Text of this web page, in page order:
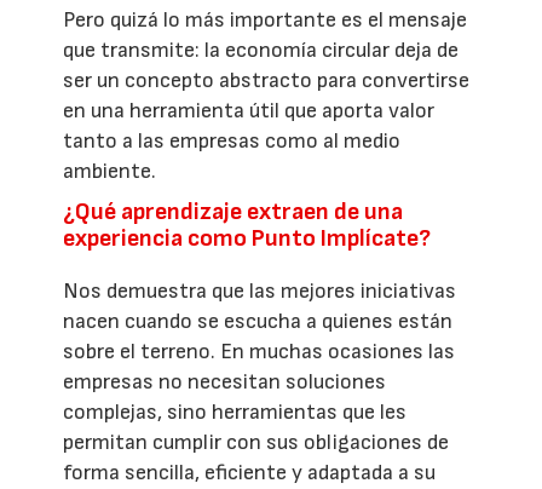
Pero quizá lo más importante es el mensaje
que transmite: la economía circular deja de
ser un concepto abstracto para convertirse
en una herramienta útil que aporta valor
tanto a las empresas como al medio
ambiente.
¿Qué aprendizaje extraen de una
experiencia como Punto Implícate?
Nos demuestra que las mejores iniciativas
nacen cuando se escucha a quienes están
sobre el terreno. En muchas ocasiones las
empresas no necesitan soluciones
complejas, sino herramientas que les
permitan cumplir con sus obligaciones de
forma sencilla, eficiente y adaptada a su